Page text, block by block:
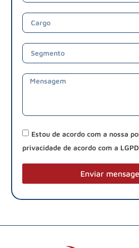
Estou de acordo com a nossa
privacidade de acordo com a
Enviar